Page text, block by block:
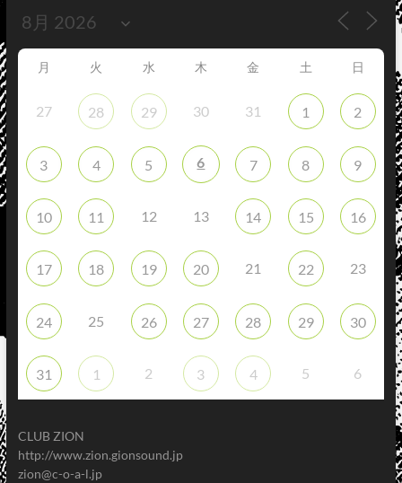
月 火 水 木 金 土 日
27 28 29 30 31 1 2
3 4 5 6 7 8 9
10 11 12 13 14 15 16
17 18 19 20 21 22 23
24 25 26 27 28 29 30
31 1 2 3 4 5 6
CLUB ZION
http://www.zion.gionsound.jp
zion@c-o-a-l.jp